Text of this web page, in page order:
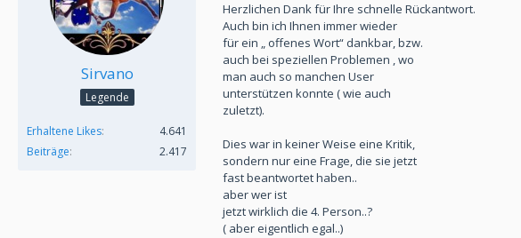
Sirvano
Legende
Erhaltene Likes
4.641
Beiträge
2.417
Herzlichen Dank für Ihre schnelle Rückantwort.
Auch bin ich Ihnen immer wieder
für ein „ offenes Wort“ dankbar, bzw.
auch bei speziellen Problemen , wo
man auch so manchen User
unterstützen konnte ( wie auch
zuletzt).
Dies war in keiner Weise eine Kritik,
sondern nur eine Frage, die sie jetzt
fast beantwortet haben..
aber wer ist
jetzt wirklich die 4. Person..?
( aber eigentlich egal..)